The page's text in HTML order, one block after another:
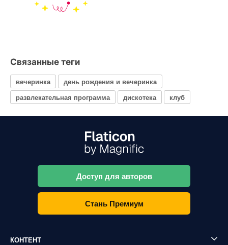
Связанные теги
вечеринка
день рождения и вечеринка
развлекательная программа
дискотека клуб
Доступ для авторов
Стань Премиум
КОНТЕНТ